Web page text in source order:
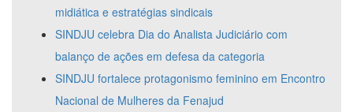
midiática e estratégias sindicais
SINDJU celebra Dia do Analista Judiciário com
balanço de ações em defesa da categoria
SINDJU fortalece protagonismo feminino em Encontro
Nacional de Mulheres da Fenajud